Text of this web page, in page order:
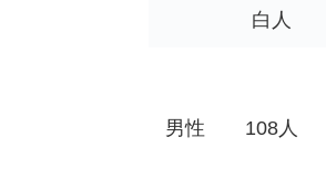
白人
男性 108人